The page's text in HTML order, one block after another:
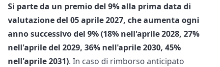
Si parte da un premio del 9% alla prima data di
valutazione del 05 aprile 2027, che aumenta ogni
anno successivo del 9% (18% nell'aprile 2028, 27%
nell'aprile del 2029, 36% nell'aprile 2030, 45%
nell'aprile 2031). In caso di rimborso anticipato